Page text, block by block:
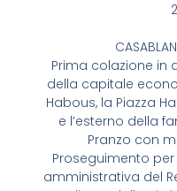
Prima colazione in
della capitale
Habous, la Piazza
e l’esterno della
Pranzo con
Proseguimento
amministrativa del